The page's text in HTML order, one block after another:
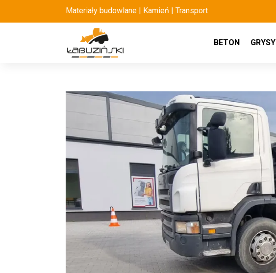
Materiały budowlane | Kamień | Transport
BETON GRYSY